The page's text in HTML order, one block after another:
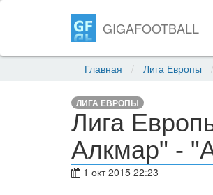
GIGAFOOTBALL
Главная Лига Европы
ЛИГА ЕВРОПЫ
Лига
Алкмар" -
1 окт 2015 22:23